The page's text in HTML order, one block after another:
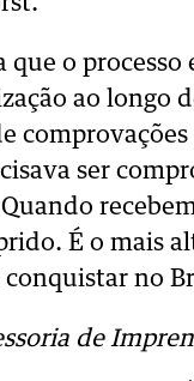
o
ao longo
ser
É o mais
no
de